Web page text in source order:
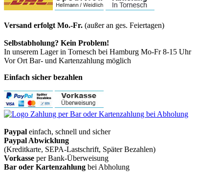
Versand erfolgt Mo.-Fr. (außer an ges. Feiertagen)
Selbstabholung? Kein Problem!
In unserem Lager in Tornesch bei Hamburg Mo-Fr 8-15 Uhr
Vor Ort Bar- und Kartenzahlung möglich
Einfach sicher bezahlen
Paypal einfach, schnell und sicher
Paypal Abwicklung
(Kreditkarte, SEPA-Lastschrift, Später Bezahlen)
Vorkasse per Bank-Überweisung
Bar oder Kartenzahlung bei Abholung